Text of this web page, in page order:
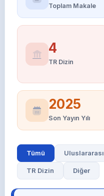
Toplam Makale
4
TR Dizin
2025
Son Yayın Yılı
Tümü Uluslararası
TR Dizin Diğer